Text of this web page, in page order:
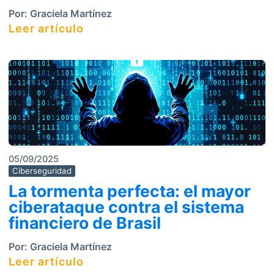
Por: Graciela Martínez
Leer artículo
05/09/2025
Ciberseguridad
La tormenta perfecta: el mayor
ciberataque contra el sistema
financiero de Brasil
Por: Graciela Martínez
Leer artículo